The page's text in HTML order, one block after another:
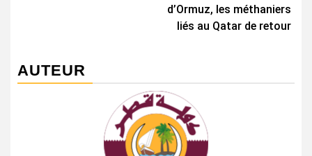
d’Ormuz, les méthaniers
liés au Qatar de retour
AUTEUR